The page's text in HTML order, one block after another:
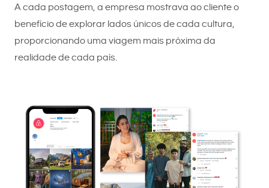
A cada postagem, a empresa mostrava ao cliente o
benefício de explorar lados únicos de cada cultura,
proporcionando uma viagem mais próxima da
realidade de cada país.